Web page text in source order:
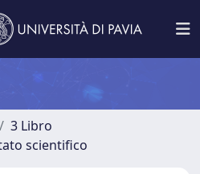
3 Libro
scientifico